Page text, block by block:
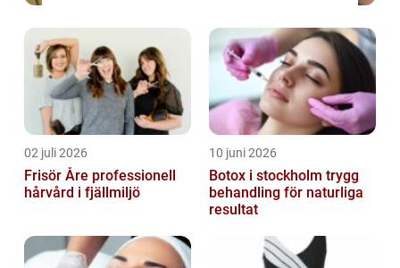
02 juli 2026
Frisör Åre professionell
hårvård i fjällmiljö
10 juni 2026
Botox i stockholm trygg
behandling för naturliga
resultat